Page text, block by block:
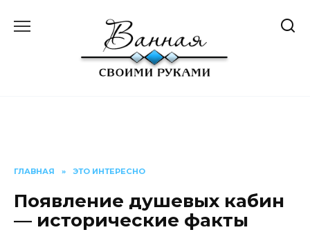
ГЛАВНАЯ » ЭТО ИНТЕРЕСНО
Появление душевых кабин
— исторические факты